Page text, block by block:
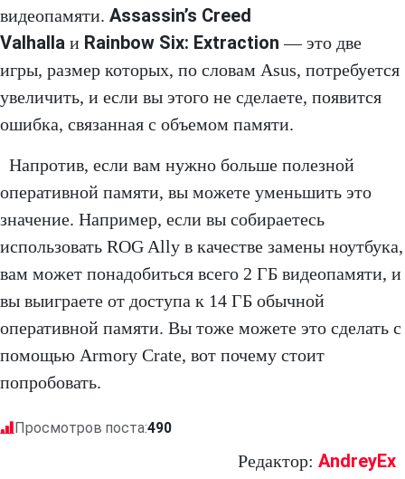
видеопамяти. Assassin’s Creed
Valhalla и Rainbow Six: Extraction— это две
игры, размер которых, по словам Asus, потребуется
увеличить, и если вы этого не сделаете, появится
ошибка, связанная с объемом памяти.
Напротив, если вам нужно больше полезной
оперативной памяти, вы можете уменьшить это
значение. Например, если вы собираетесь
использовать ROG Ally в качестве замены ноутбука,
вам может понадобиться всего 2 ГБ видеопамяти, и
вы выиграете от доступа к 14 ГБ обычной
оперативной памяти. Вы тоже можете это сделать с
помощью Armory Crate, вот почему стоит
попробовать.
Просмотров поста:490
Редактор: AndreyEx